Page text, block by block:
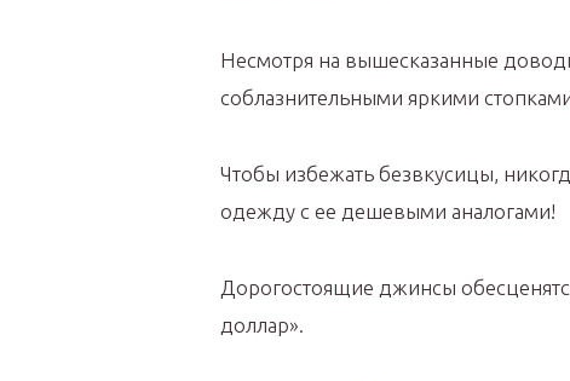
Несмотря на вышесказанные
соблазнительными яркими
Чтобы избежать безвкусицы,
одежду с ее дешевыми аналогами!
Дорогостоящие джинсы
доллар».